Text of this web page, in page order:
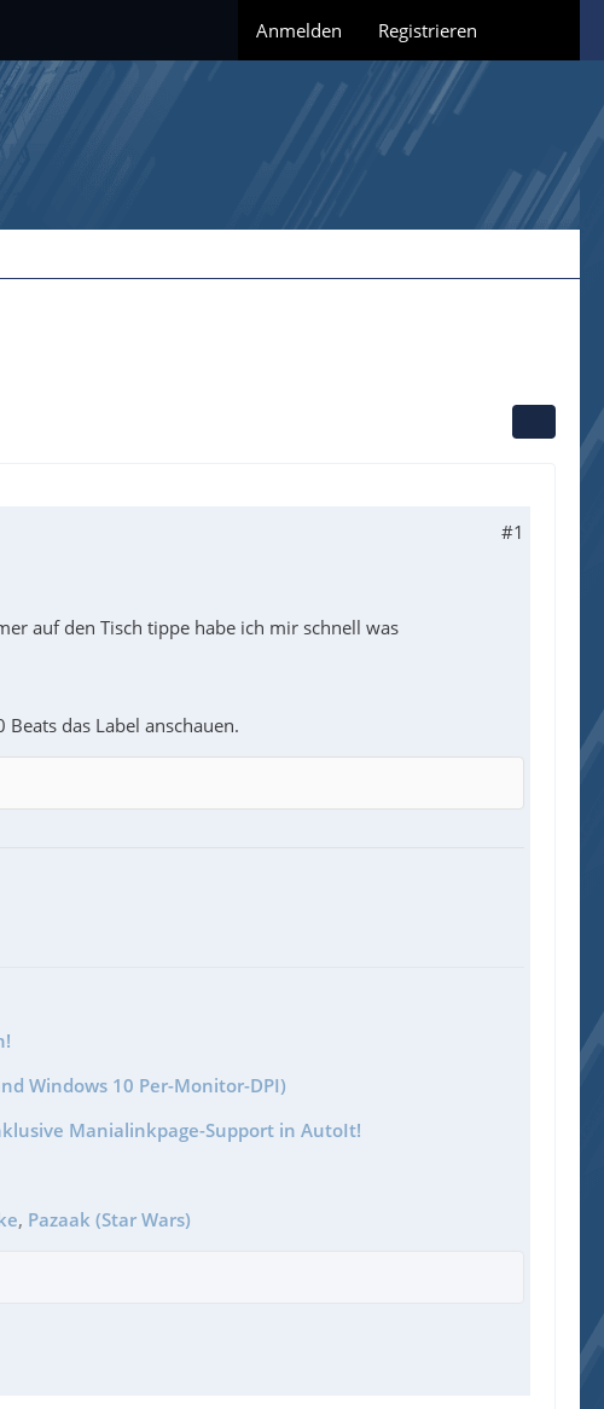
Anmelden Registrieren
#1
auf den Tisch tippe habe ich mir schnell was
das Label anschauen.
Windows 10 Per-Monitor-DPI)
Manialinkpage-Support in AutoIt!
, Pazaak (Star Wars)